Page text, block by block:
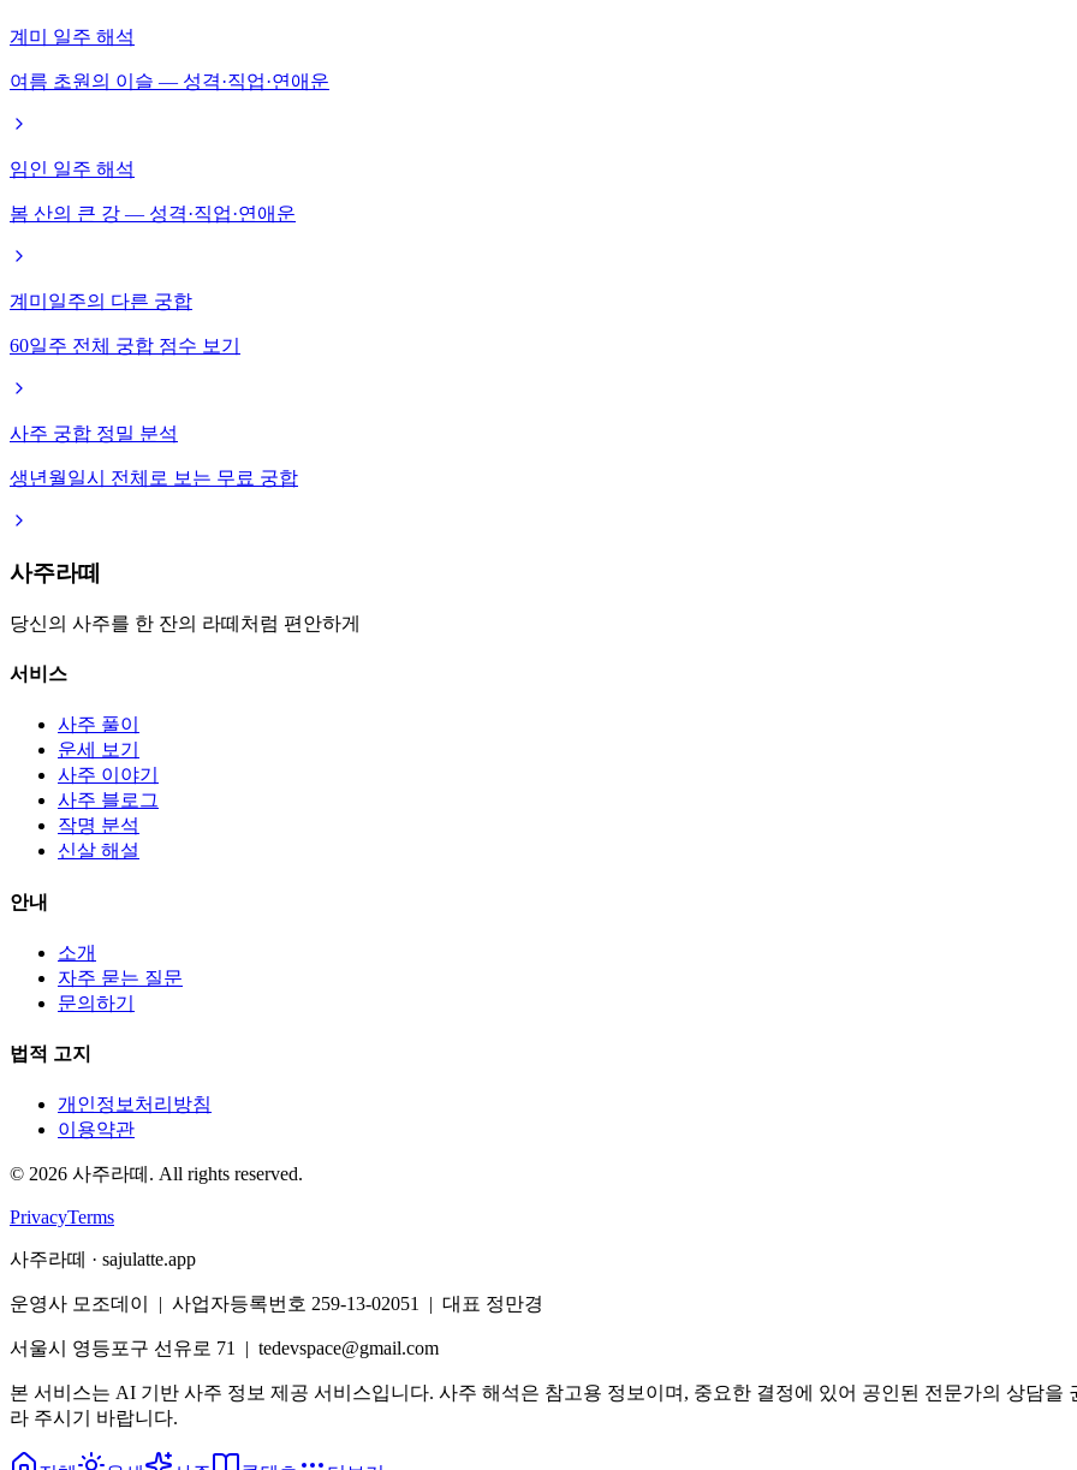
계미 일주 해석
여름 초원의 이슬 — 성격·직업·연애운
임인 일주 해석
봄 산의 큰 강 — 성격·직업·연애운
계미일주의 다른 궁합
60일주 전체 궁합 점수 보기
사주 궁합 정밀 분석
생년월일시 전체로 보는 무료 궁합
사주라떼
당신의 사주를 한 잔의 라떼처럼 편안하게
서비스
사주 풀이
운세 보기
사주 이야기
사주 블로그
작명 분석
신살 해설
안내
소개
자주 묻는 질문
문의하기
법적 고지
개인정보처리방침
이용약관
© 2026 사주라떼. All rights reserved.
PrivacyTerms
사주라떼 · sajulatte.app
운영사 모조데이 | 사업자등록번호 259-13-02051 | 대표 정만경
서울시 영등포구 선유로 71 | tedevspace@gmail.com
본 서비스는 AI 기반 사주 정보 제공 서비스입니다. 사주 해석은 참고용 정보이며, 중요한 결정에 있어 공인된 전문가의 상담
라 주시기 바랍니다.